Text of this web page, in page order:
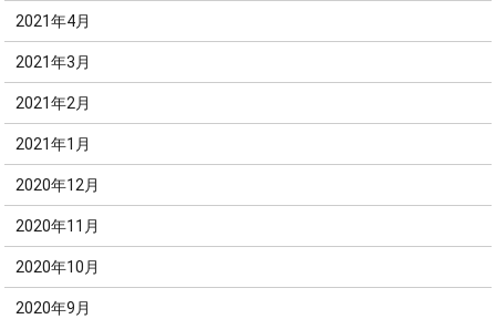
2021年4月
2021年3月
2021年2月
2021年1月
2020年12月
2020年11月
2020年10月
2020年9月